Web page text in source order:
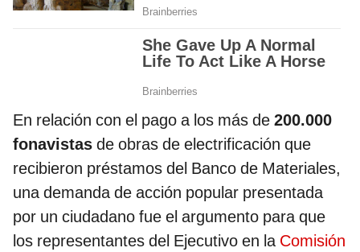
En relación con el pago a los más de 200.000
fonavistas de obras de electrificación que
recibieron préstamos del Banco de Materiales,
una demanda de acción popular presentada
por un ciudadano fue el argumento para que
los representantes del Ejecutivo en la Comisión